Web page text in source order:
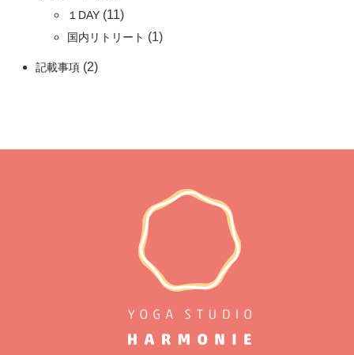
１DAY (11)
国内リトリート (1)
記載事項 (2)